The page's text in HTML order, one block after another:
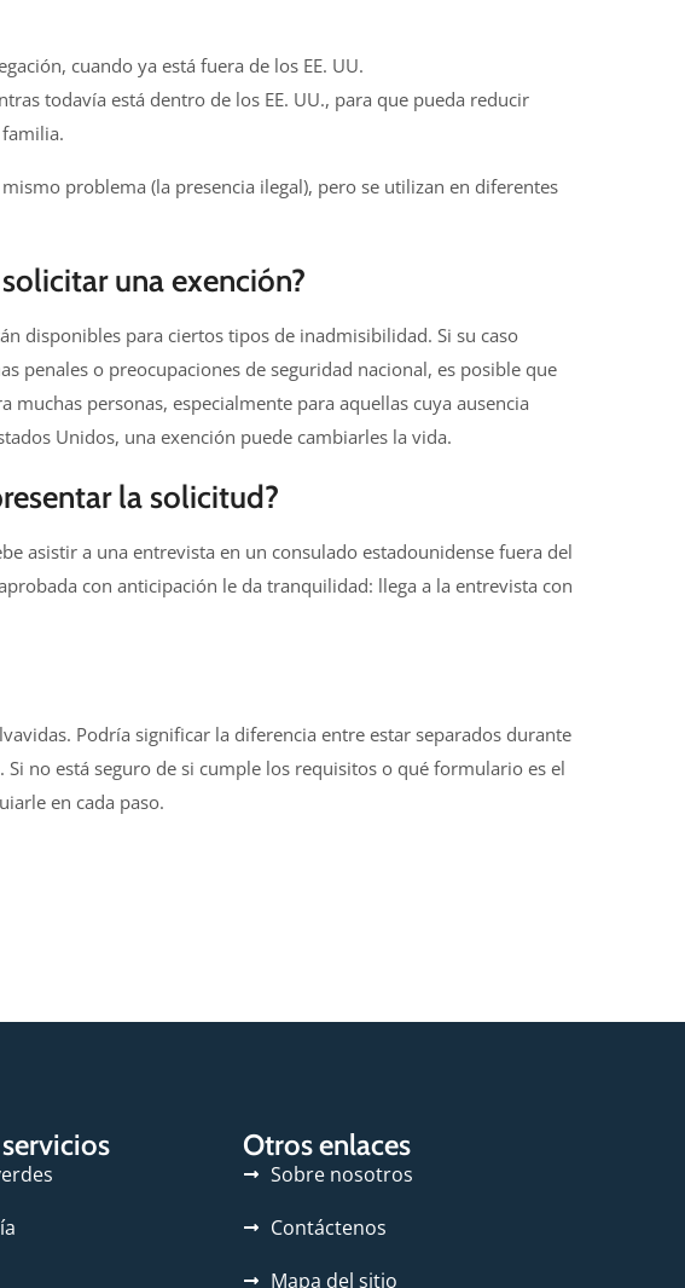
cuando ya está fuera de los EE. UU.
todavía está dentro de los EE. UU., para que pueda reducir
problema (la presencia ilegal), pero se utilizan en diferentes
una exención?
disponibles para ciertos tipos de inadmisibilidad. Si su caso
penales o preocupaciones de seguridad nacional, es posible que
muchas personas, especialmente para aquellas cuya ausencia
Unidos, una exención puede cambiarles la vida.
la solicitud?
asistir a una entrevista en un consulado estadounidense fuera del
con anticipación le da tranquilidad: llega a la entrevista con
Podría significar la diferencia entre estar separados durante
no está seguro de si cumple los requisitos o qué formulario es el
en cada paso.
Otros enlaces
Sobre nosotros
Contáctenos
Mapa del sitio